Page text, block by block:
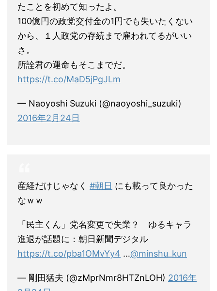
たことを初めて知ったよ。
100億円の政党交付金の1円でも失いたくない
から、１人政党の存続まで雇われてるがいい
さ。
所詮君の運命もそこまでだ。
https://t.co/MaD5jPgJLm
— Naoyoshi Suzuki (@naoyoshi_suzuki)
2016年2月24日
産経だけじゃなく #朝日 にも載って良かった
なｗｗ
「民主くん」党名変更で失業？ ゆるキャラ
進退が話題に：朝日新聞デジタル
https://t.co/pba1OMvYy4 …@minshu_kun
— 剛田猛夫 (@zMprNmr8HTZnLOH) 2016年